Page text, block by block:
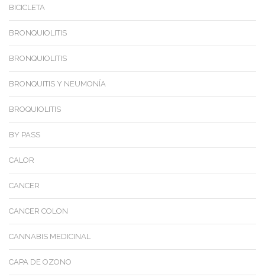
BICICLETA
BRONQUIOLITIS
BRONQUIOLITIS
BRONQUITIS Y NEUMONÍA
BROQUIOLITIS
BY PASS
CALOR
CANCER
CANCER COLON
CANNABIS MEDICINAL
CAPA DE OZONO